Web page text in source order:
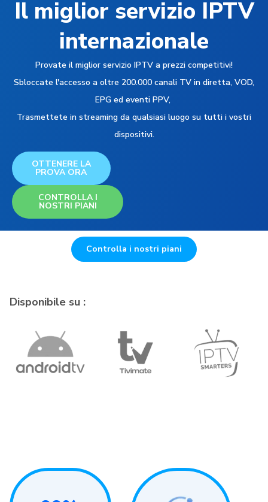
Il miglior servizio IPTV
internazionale
Provate il miglior servizio IPTV a prezzi competitivi!
Sbloccate l'accesso a oltre 200.000 canali TV in diretta, VOD,
EPG ed eventi PPV,
Trasmettete in streaming da qualsiasi luogo su tutti i vostri
dispositivi.
OTTENERE LA
PROVA ORA
CONTROLLA I
NOSTRI PIANI
Controlla i nostri piani
Disponibile su :